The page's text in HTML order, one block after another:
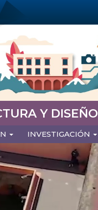
Y DISEÑO
INVESTIGACIÓN